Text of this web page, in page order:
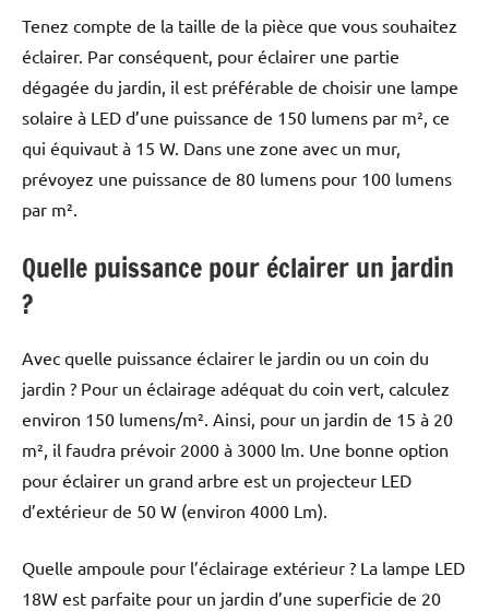
Tenez compte de la taille de la pièce que vous souhaitez
éclairer. Par conséquent, pour éclairer une partie
dégagée du jardin, il est préférable de choisir une lampe
solaire à LED d’une puissance de 150 lumens par m², ce
qui équivaut à 15 W. Dans une zone avec un mur,
prévoyez une puissance de 80 lumens pour 100 lumens
par m².
Quelle puissance pour éclairer un jardin
?
Avec quelle puissance éclairer le jardin ou un coin du
jardin ? Pour un éclairage adéquat du coin vert, calculez
environ 150 lumens/m². Ainsi, pour un jardin de 15 à 20
m², il faudra prévoir 2000 à 3000 lm. Une bonne option
pour éclairer un grand arbre est un projecteur LED
d’extérieur de 50 W (environ 4000 Lm).
Quelle ampoule pour l’éclairage extérieur ? La lampe LED
18W est parfaite pour un jardin d’une superficie de 20